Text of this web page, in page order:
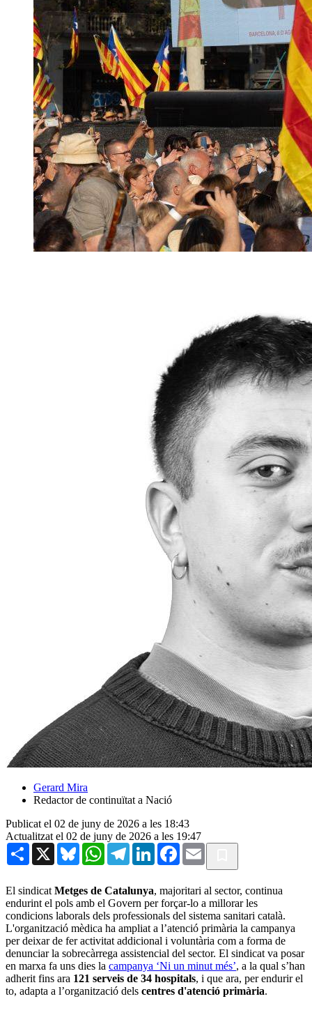
Gerard Mira
Redactor de continuïtat a Nació
Publicat el 02 de juny de 2026 a les 18:43
Actualitzat el 02 de juny de 2026 a les 19:47
Share X BlueskyWhatsAppTelegramLinkedInFacebook
Email
El sindicat Metges de Catalunya, majoritari al sector, continua
endurint el pols amb el Govern per forçar-lo a millorar les
condicions laborals dels professionals del sistema sanitari català.
L'organització mèdica ha ampliat a l’atenció primària la campanya
per deixar de fer activitat addicional i voluntària com a forma de
denunciar la sobrecàrrega assistencial del sector. El sindicat va posar
en marxa fa uns dies la campanya ‘Ni un minut més’, a la qual s’han
adherit fins ara 121 serveis de 34 hospitals, i que ara, per endurir el
to, adapta a l’organització dels centres d'atenció primària.